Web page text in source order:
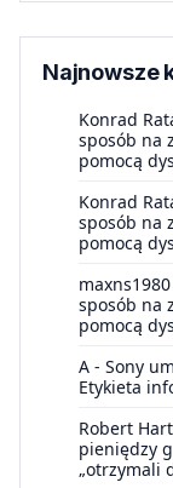
Najnowsze
Konrad
sposób na
pomocą
Konrad
sposób na
pomocą
maxns1980
sposób na
pomocą
A - Sony
Etykieta
Robert
pieniędzy
„otrzymali